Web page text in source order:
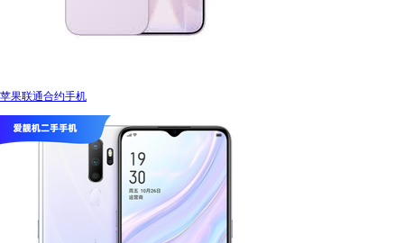
苹果联通合约手机